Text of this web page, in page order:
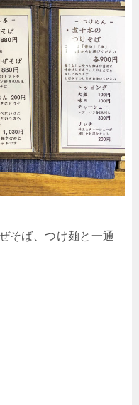
そば、つけ麺と一通